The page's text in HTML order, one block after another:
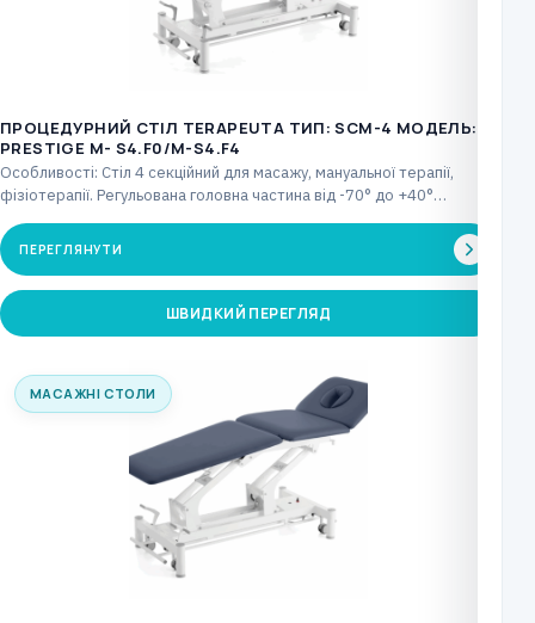
ПРОЦЕДУРНИЙ СТІЛ TERAPEUTA ТИП: SCM-4 МОДЕЛЬ:
PRESTIGE М- S4.F0/M-S4.F4
Особливості: Стіл 4 секційний для масажу, мануальної терапії,
фізіотерапії. Регульована головна частина від -70° до +40°…
ПЕРЕГЛЯНУТИ
ШВИДКИЙ ПЕРЕГЛЯД
МАСАЖНІ СТОЛИ